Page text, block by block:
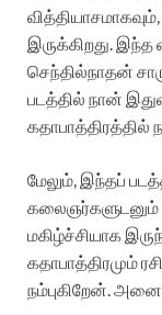
இருக்கிறது.
செந்தில்நாதன்
படத்தில் நான்
கதாபாத்திரத்தில்
மேலும், இந்தப்
கலைஞர்களுடனும்
மகிழ்ச்சியாக
கதாபாத்திரமும்
நம்புகிறேன்.